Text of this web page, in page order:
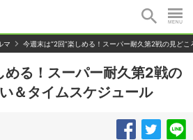
マ 今週末は“2回”楽しめる！スーパー耐久第2戦の見ど
める！スーパー耐久第2戦の
＆タイムスケジュール